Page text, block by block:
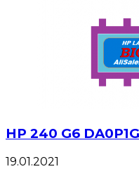
HP 240 G6
19.01.2021